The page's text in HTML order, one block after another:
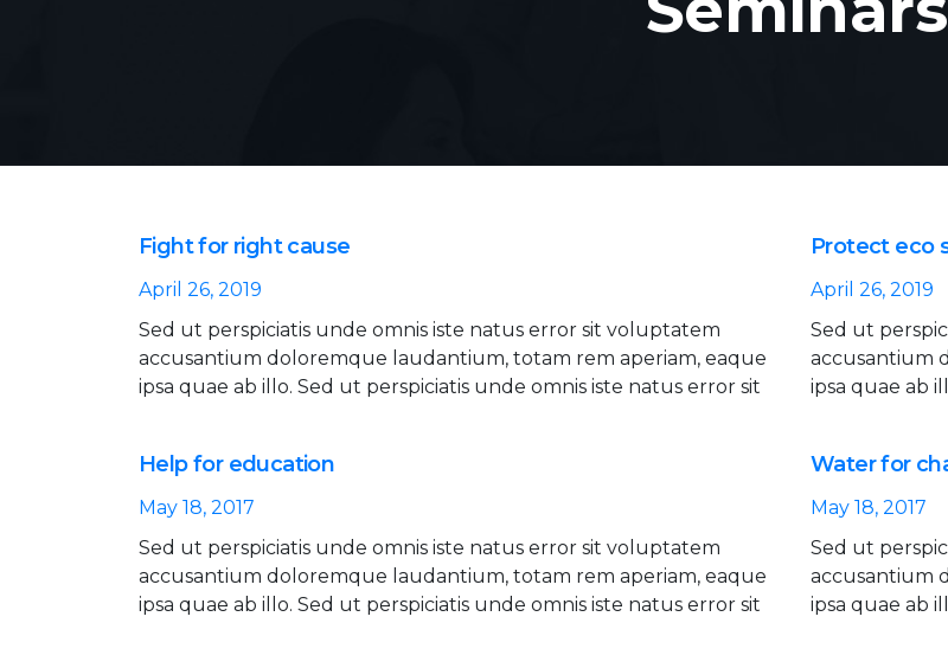
Fight for right cause
April 26, 2019
Sed ut perspiciatis unde omnis iste natus error sit voluptatem
accusantium doloremque laudantium, totam rem aperiam, eaque
ipsa quae ab illo. Sed ut perspiciatis unde omnis iste natus error sit
Protect eco
April 26, 2019
Sed ut
accusantium
ipsa quae ab
Help for education
May 18, 2017
Sed ut perspiciatis unde omnis iste natus error sit voluptatem
accusantium doloremque laudantium, totam rem aperiam, eaque
ipsa quae ab illo. Sed ut perspiciatis unde omnis iste natus error sit
Water for
May 18, 2017
Sed ut
accusantium
ipsa quae ab